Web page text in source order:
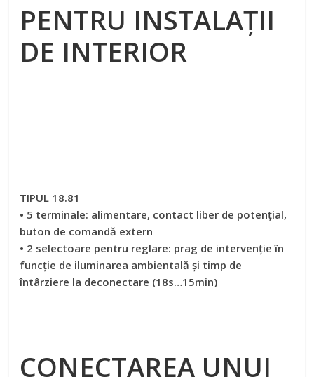
PENTRU INSTALAŢII
DE INTERIOR
TIPUL 18.81
• 5 terminale: alimentare, contact liber de potenţial,
buton de comandă extern
• 2 selectoare pentru reglare: prag de intervenţie în
funcţie de iluminarea ambientală și timp de
întârziere la deconectare (18s…15min)
CONECTAREA UNUI